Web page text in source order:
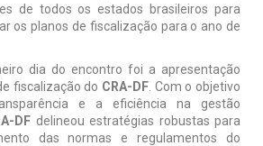
de todos os estados brasileiros para
os planos de fiscalização para o ano de
dia do encontro foi a apresentação
fiscalização do CRA-DF . Com o objetivo
e a eficiência na gestão
DF delineou estratégias robustas para
das normas e regulamentos do